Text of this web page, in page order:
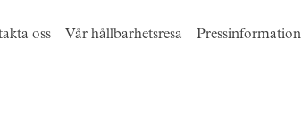
oss Vår hållbarhetsresa Pressinformation